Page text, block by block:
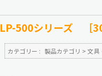
LP-500シリーズ ［
カテゴリー : 製品カテゴリ > 文具